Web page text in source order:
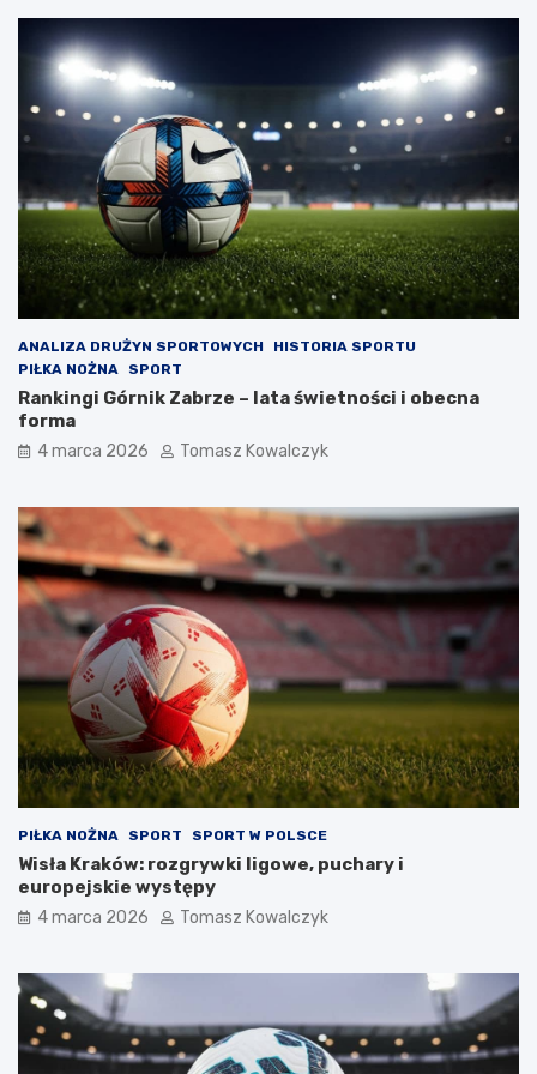
ANALIZA DRUŻYN SPORTOWYCH
HISTORIA SPORTU
PIŁKA NOŻNA
SPORT
Rankingi Górnik Zabrze – lata świetności i obecna
forma
4 marca 2026 Tomasz Kowalczyk
PIŁKA NOŻNA SPORT SPORT W POLSCE
Wisła Kraków: rozgrywki ligowe, puchary i
europejskie występy
4 marca 2026 Tomasz Kowalczyk